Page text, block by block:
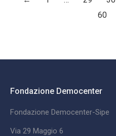
60
Fondazione Democenter
Fondazione Democenter-Sipe
Via 29 Maggio 6